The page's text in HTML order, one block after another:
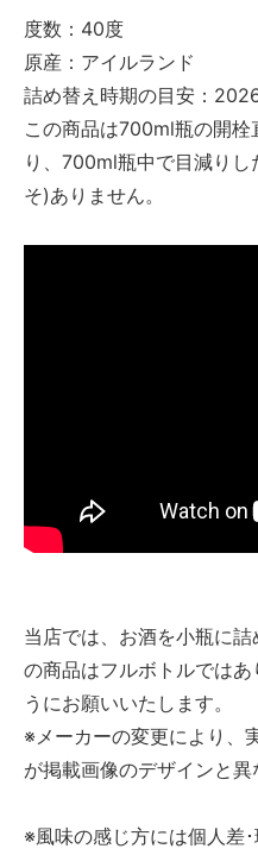
度数：40度
原産：アイルランド
詰め替え時期の目安：
この商品は700ml瓶の開
り、700ml瓶中で目減り
そ)ありません。
当店では、お酒を小瓶に
の商品はフルボトルでは
うにお願いいたします。
※メーカーの変更により、
が掲載画像のデザインと異
※風味の感じ方には個人差